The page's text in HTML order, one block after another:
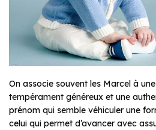
On associe souvent les Marcel à
tempérament généreux et une
prénom qui semble véhiculer une
celui qui permet d’avancer avec